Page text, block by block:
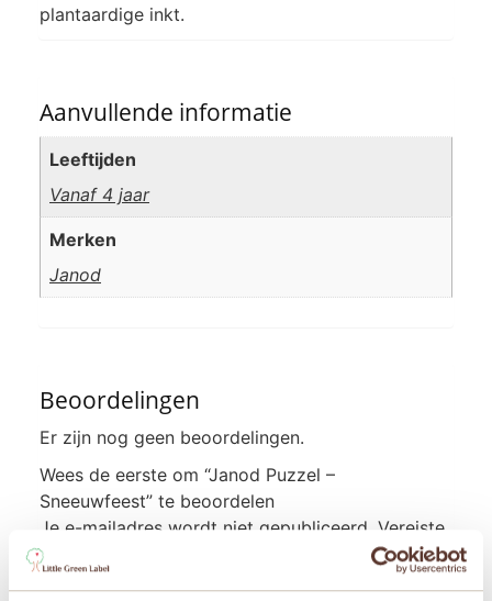
plantaardige inkt.
Aanvullende informatie
Leeftijden
Vanaf 4 jaar
Merken
Janod
Beoordelingen
Er zijn nog geen beoordelingen.
Wees de eerste om “Janod Puzzel –
Sneeuwfeest” te beoordelen
Je e-mailadres wordt niet gepubliceerd. Vereiste
velden zijn gemarkeerd met
Je waardering*